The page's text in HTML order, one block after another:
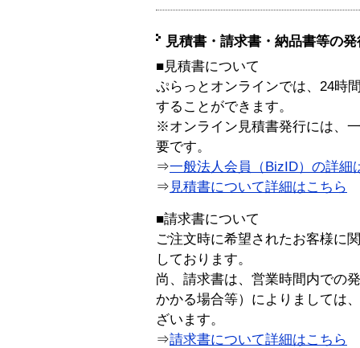
見積書・請求書・納品書等の
■見積書について
ぷらっとオンラインでは、24時
することができます。
※オンライン見積書発行には、
要です。
⇒一般法人会員（BizID）の詳細
⇒ 見積書について詳細はこちら
■請求書について
ご注文時に希望されたお客様に
しております。
尚、請求書は、営業時間内での
かかる場合等）によりましては
ざいます。
⇒請求書について詳細はこちら